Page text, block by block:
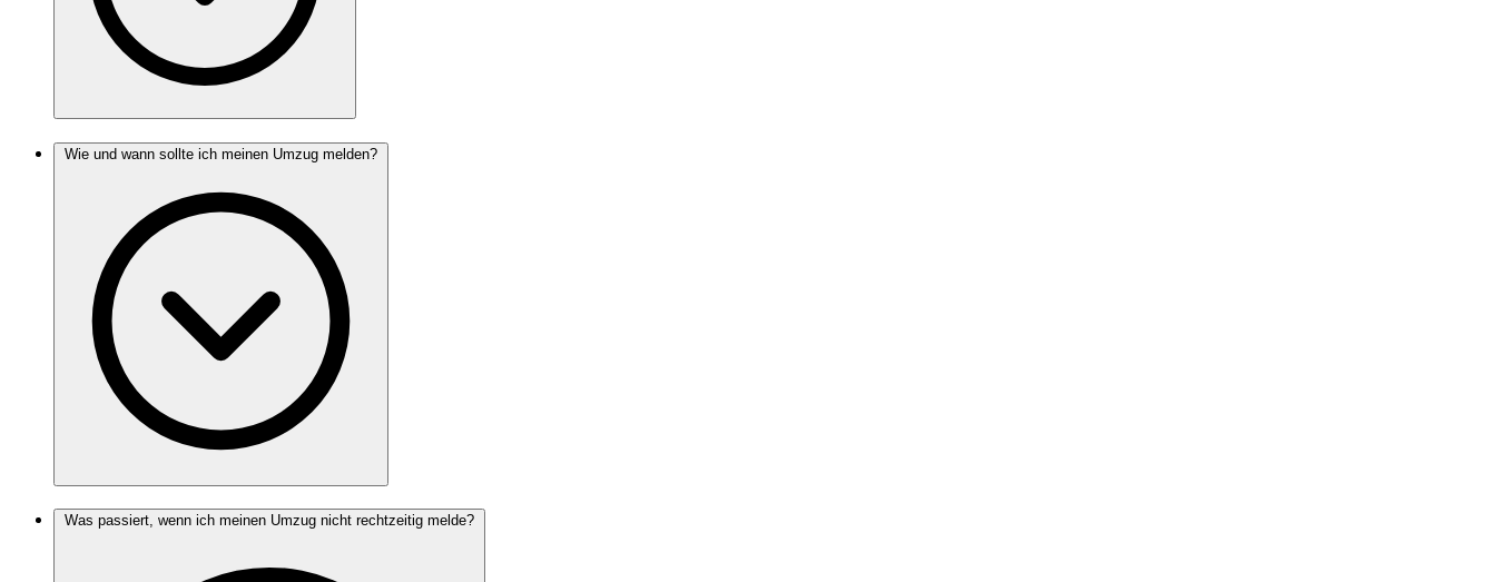
Wie und wann sollte ich meinen Umzug melden?
Was passiert, wenn ich meinen Umzug nicht rechtzeitig melde?